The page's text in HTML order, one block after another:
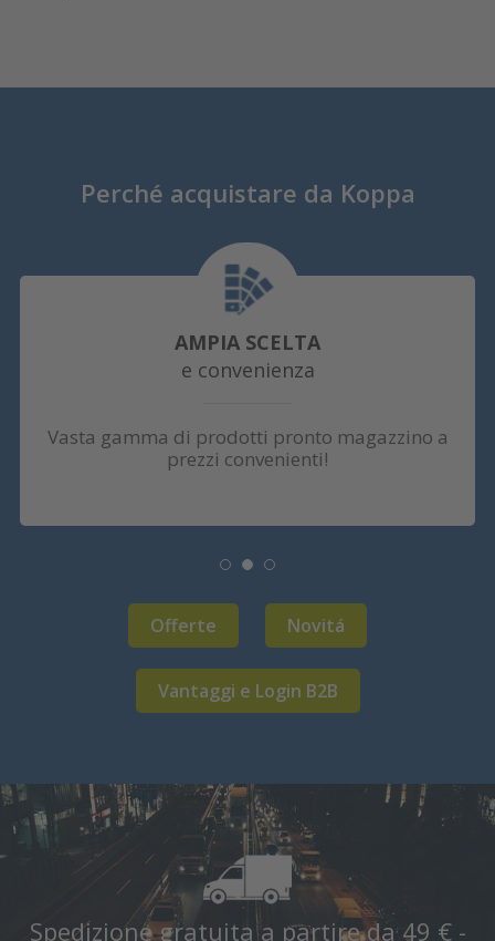
Perché acquistare da Koppa
AMPIA SCELTA
e convenienza
Vasta gamma di prodotti pronto magazzino a
prezzi convenienti!
Offerte Novitá
Vantaggi e Login B2B
Spedizione gratuita a partire da 49 € -